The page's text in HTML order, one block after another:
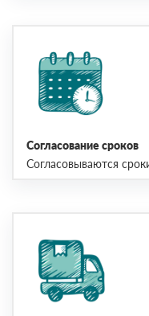
Согласование сроков
Согласовываются